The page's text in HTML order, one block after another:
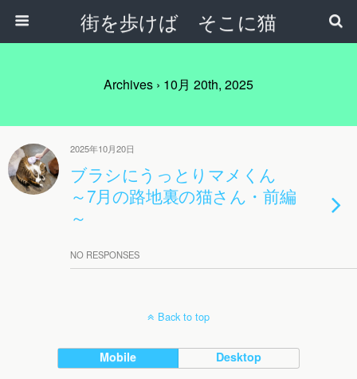
街を歩けば そこに猫
Archives › 10月 20th, 2025
2025年10月20日
ブラシにうっとりマメくん
～7月の路地裏の猫さん・前編
～
NO RESPONSES
Back to top
Mobile Desktop